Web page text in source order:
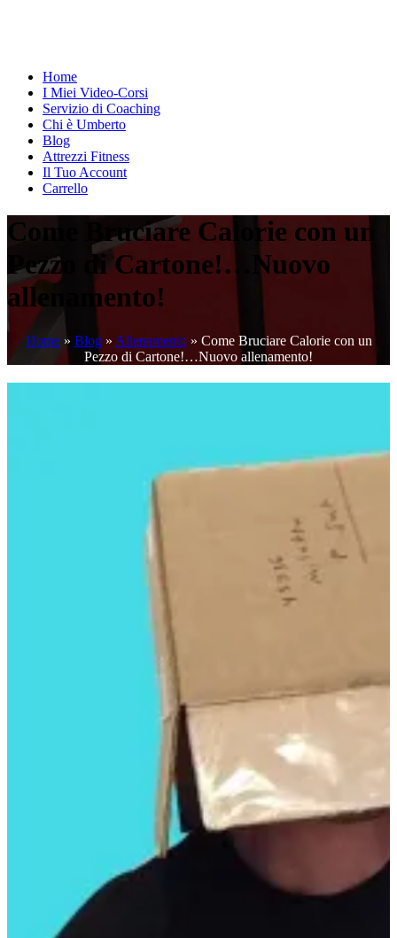
Home
I Miei Video-Corsi
Servizio di Coaching
Chi è Umberto
Blog
Attrezzi Fitness
Il Tuo Account
Carrello
Come Bruciare Calorie con un
Pezzo di Cartone!…Nuovo
allenamento!
Home» Blog» Allenamento» Come Bruciare Calorie con un
Pezzo di Cartone!…Nuovo allenamento!